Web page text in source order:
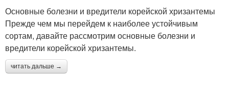
Основные болезни и вредители корейской хризантемы
Прежде чем мы перейдем к наиболее устойчивым
сортам, давайте рассмотрим основные болезни и
вредители корейской хризантемы.
читать дальше →